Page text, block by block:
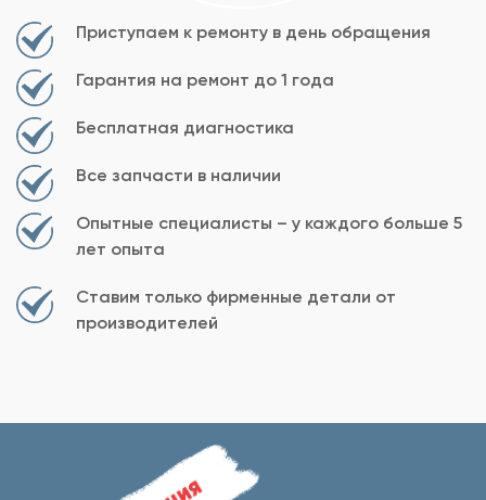
Приступаем к ремонту в день обращения
Гарантия на ремонт до 1 года
Бесплатная диагностика
Все запчасти в наличии
Опытные специалисты – у каждого больше 5
лет опыта
Ставим только фирменные детали от
производителей